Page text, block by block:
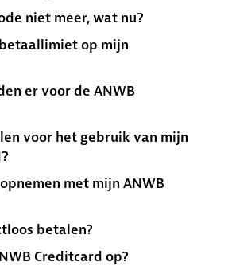
niet meer, wat nu?
op mijn
er voor de ANWB
voor het gebruik van mijn
met mijn ANWB
betalen?
Creditcard op?